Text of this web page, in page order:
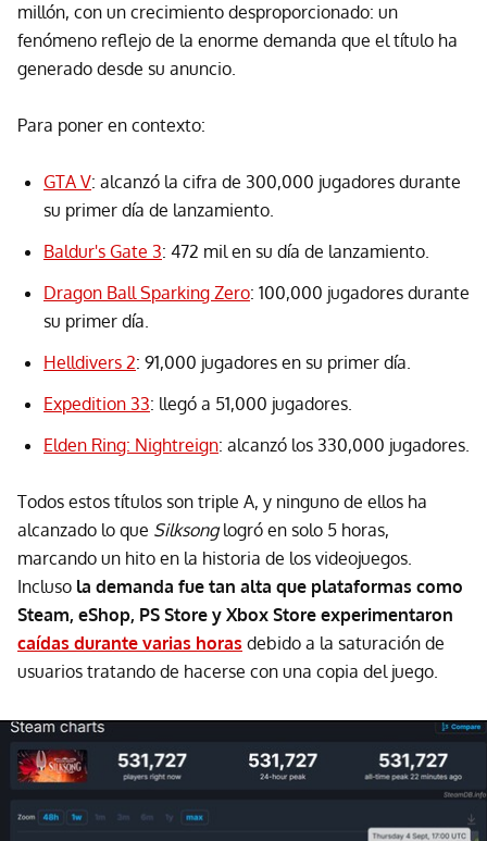
millón, con un crecimiento desproporcionado: un
fenómeno reflejo de la enorme demanda que el título ha
generado desde su anuncio.
Para poner en contexto:
GTA V: alcanzó la cifra de 300,000 jugadores durante
su primer día de lanzamiento.
Baldur's Gate 3: 472 mil en su día de lanzamiento.
Dragon Ball Sparking Zero: 100,000 jugadores durante
su primer día.
Helldivers 2: 91,000 jugadores en su primer día.
Expedition 33: llegó a 51,000 jugadores.
Elden Ring: Nightreign: alcanzó los 330,000 jugadores.
Todos estos títulos son triple A, y ninguno de ellos ha
alcanzado lo que Silksonglogró en solo 5 horas,
marcando un hito en la historia de los videojuegos.
Incluso la demanda fue tan alta que plataformas como
Steam, eShop, PS Store y Xbox Store experimentaron
caídas durante varias horas debido a la saturación de
usuarios tratando de hacerse con una copia del juego.